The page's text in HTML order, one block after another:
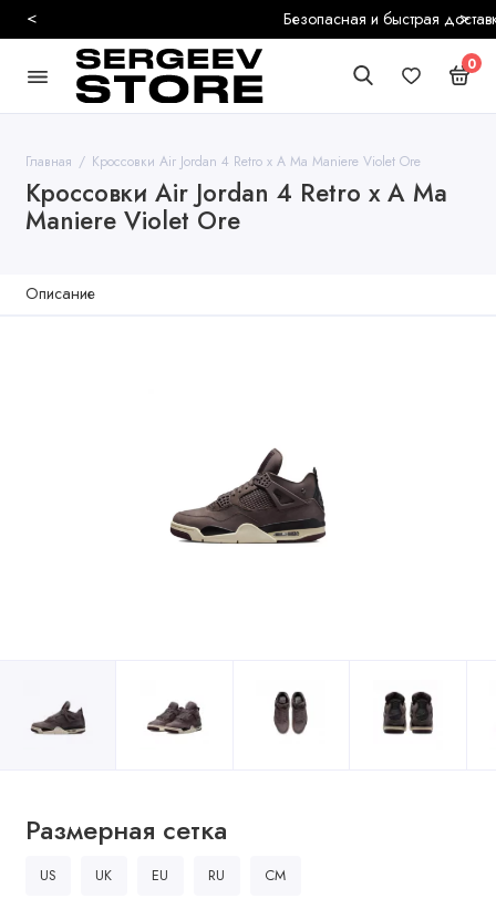
Безопасная и быстрая доставка
< >
0
Главная Кроссовки Air Jordan 4 Retro x A Ma Maniere Violet Ore
Кроссовки Air Jordan 4 Retro x A Ma
Maniere Violet Ore
Описание
Размерная сетка
US UK EU RU CM